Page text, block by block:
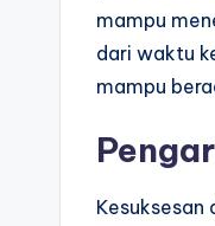
mampu
dari waktu
mampu